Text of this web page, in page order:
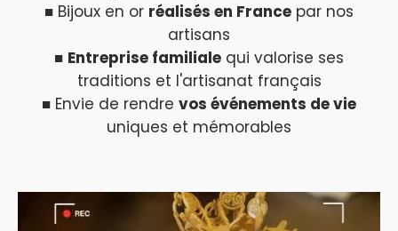
■ Bijoux en or réalisés en France par nos
artisans
■ Entreprise familiale qui valorise ses
traditions et l'artisanat français
■ Envie de rendre vos événements de vie
uniques et mémorables